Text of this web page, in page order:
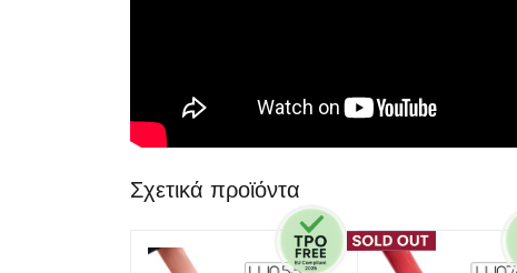
Σχετικά προϊόντα